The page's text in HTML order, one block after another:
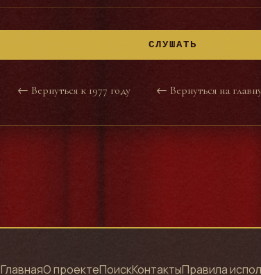
СЛУШАТЬ
← Вернуться к 1977 году ← Вернуться на
ГлавнаяО проектеПоискКонтактыПравила